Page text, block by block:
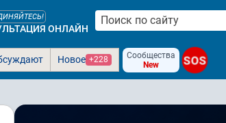
ОНЛАЙН
Новое +228
Сообщества
New
SOS